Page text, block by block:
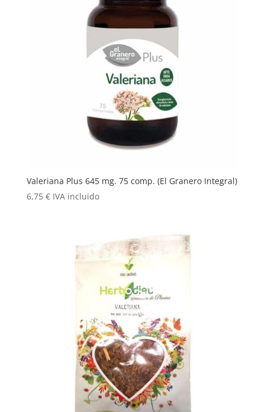
Valeriana Plus 645 mg. 75 comp. (El Granero Integral)
6,75 € IVA incluido